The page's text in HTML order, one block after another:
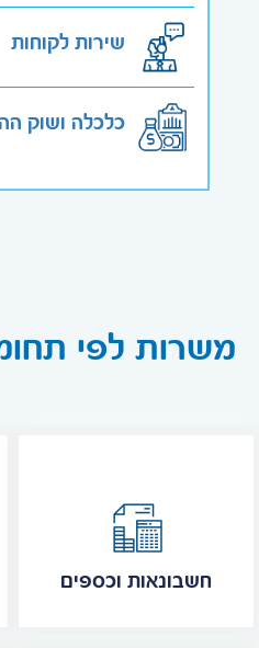
שירות לקוחות
כלכלה ושוק
משרות לפי
חשבונאות וכספים